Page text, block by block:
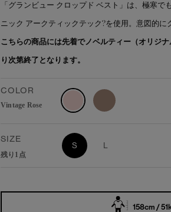
「グランビュー クロップド ベスト」は、極寒
ニック アークティックテック?を使用。意図的
こちらの商品には先着でノベルティー（オリジ
り次第終了となります。
COLOR
Vintage Rose
SIZE
残り1点
S L
158cm /